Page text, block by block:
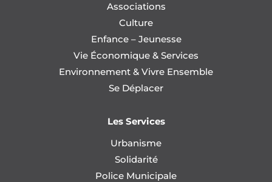
Associations
Culture
Enfance – Jeunesse
Vie Économique & Services
Environnement & Vivre Ensemble
Se Déplacer
Les Services
Urbanisme
Solidarité
Police Municipale